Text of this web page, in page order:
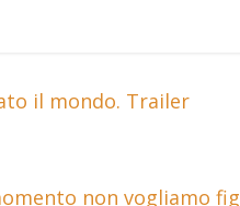
il mondo. Trailer
non vogliamo